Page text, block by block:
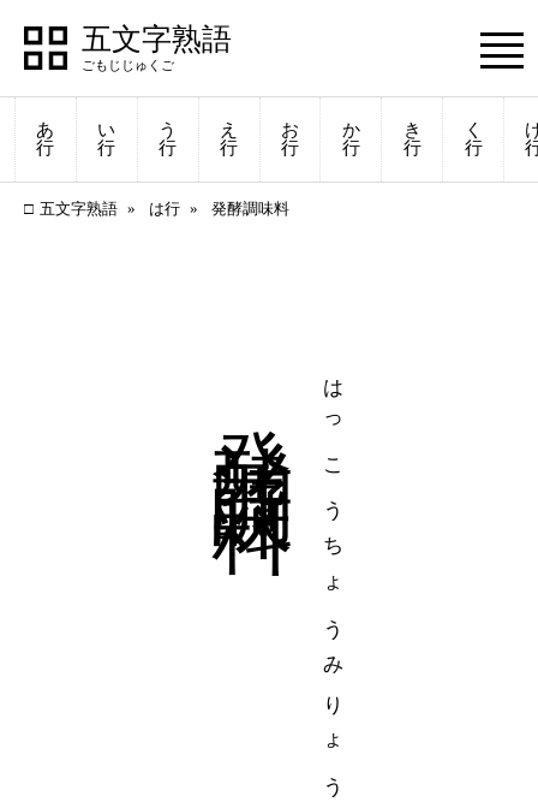
五文字熟語
あ
行
い
行
う
行
え
行
お
行
か
行
き
行
く
行
五文字熟語 は行 発酵調味料
はっこうちょうみりょう